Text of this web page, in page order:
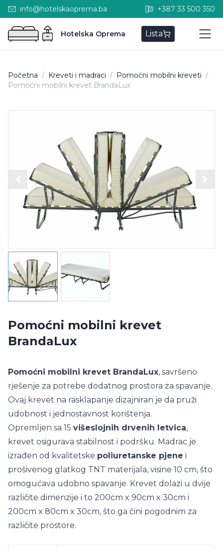
info@hotelskaoprema.ba +387 33 500 350
Hotelska Oprema Lista
Početna / Kreveti i madraci / Pomoćni mobilni kreveti /
Pomoćni mobilni krevet BrandaLux
Pomoćni mobilni krevet
BrandaLux
Pomoćni mobilni krevet BrandaLux, savršeno
rješenje za potrebe dodatnog prostora za spavanje.
Ovaj krevet na rasklapanje dizajniran je da pruži
udobnost i jednostavnost korištenja.
Opremljen sa 15 višeslojnih drvenih letvica,
krevet osigurava stabilnost i podršku. Madrac je
izrađen od kvalitetske poliuretanske pjene i
prošivenog glatkog TNT materijala, visine 10 cm, što
omogućava udobno spavanje. Krevet dolazi u dvije
različite dimenzije i to 200cm x 90cm x 30cm i
200cm x 80cm x 30cm, što ga čini pogodnim za
različite prostore.